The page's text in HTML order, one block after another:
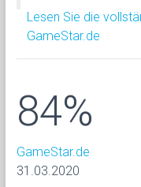
Lesen Sie die
GameStar.de
84%
GameStar.de
31.03.2020